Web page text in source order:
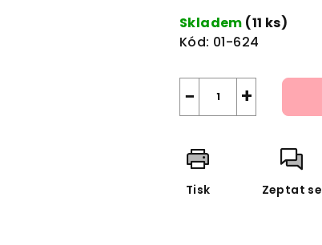
cena:
Skladem (11 ks)
Kód: 01-624
+
−
Tisk Zeptat se